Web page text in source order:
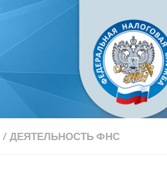
/ДЕЯТЕЛЬНОСТЬ ФНС